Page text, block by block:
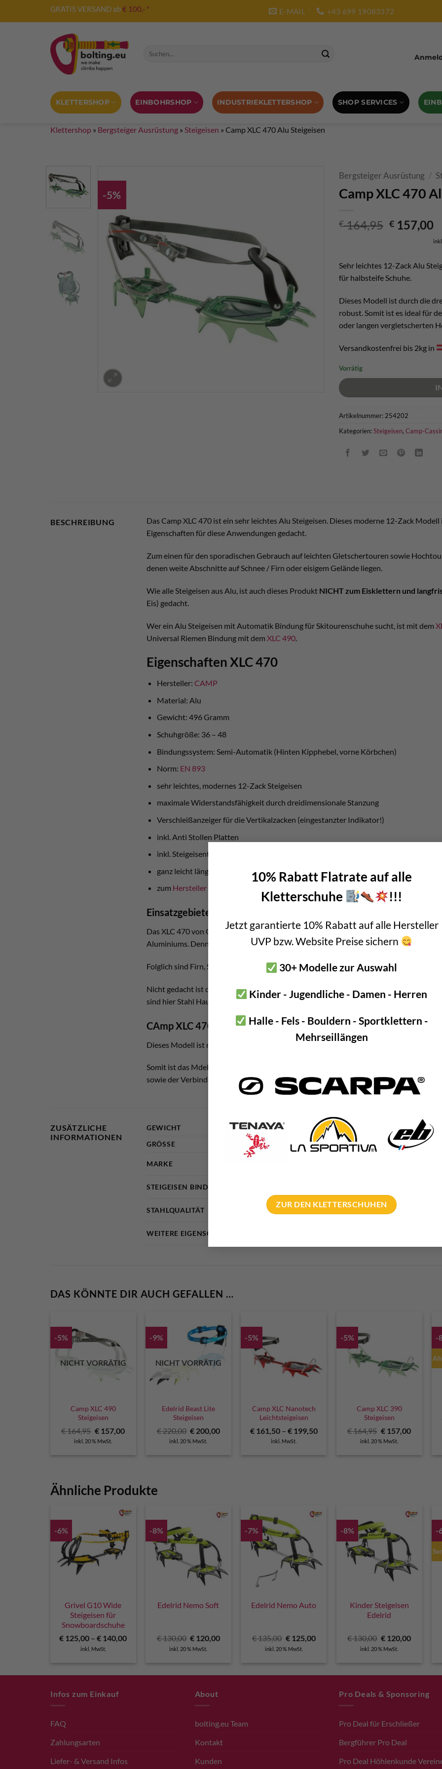
10% Rabatt Flatrate auf alle
Kletterschuhe
!!!
Jetzt garantierte 10% Rabatt auf alle Hersteller
UVP bzw. Website Preise sichern
30+ Modelle zur Auswahl
Kinder - Jugendliche - Damen - Herren
Halle - Fels - Bouldern - Sportklettern -
Mehrseillängen
ZUR DEN KLETTERSCHUHEN
GRATIS VERSAND ab€ 100,- * E-MAIL +43 699 19083372
Suche nach:
KLETTERSHOP EINBOHRSHOP INDUSTRIEKLETTERSHOP SHOP SERVICES
Klettershop » Bergsteiger Ausrüstung » Steigeisen » Camp XLC 470 Alu Steigeisen
-5%
Bergsteiger Ausrüstung /
Camp XLC 470
€164,95
€ 164,95
€ 157,00
Sehr leichtes 12-Zack Alu
für halbsteife Schuhe.
Dieses Modell ist durch die
robust. Somit ist es ideal für
oder langen vergletscherten
Versandkostenfrei bis 2kg in
Vorrätig
Artikelnummer:254202
Kategorien:Steigeisen, Camp-
BESCHREIBUNG
Das Camp XLC 470 ist ein sehr leichtes Alu Steigeisen. Dieses moderne 12-Zack
Eigenschaften für diese Anwendungen gedacht.
Zum einen für den sporadischen Gebrauch auf leichten Gletschertouren sowie
denen weite Abschnitte auf Schnee / Firn oder eisigem Gelände liegen.
Wie alle Steigeisen aus Alu, ist auch dieses Produkt NICHT zum Eisklettern und
Eis) gedacht.
Wer ein Alu Steigeisen mit Automatik Bindung für Skitourenschuhe sucht, ist mit dem
Universal Riemen Bindung mit dem XLC 490
Eigenschaften XLC 470
Hersteller: CAMP
Material: Alu
Gewicht: 496 Gramm
Schuhgröße: 36 – 48
Bindungssystem: Semi-Automatik (Hinten Kipphebel, vorne Körbchen)
Norm: EN 893
sehr leichtes, modernes 12-Zack Steigeisen
maximale Widerstandsfähigkeit durch dreidimensionale Stanzung
Verschleißanzeiger für die Vertikalzacken (eingestanzter Indikator!)
inkl. Anti Stollen Platten
inkl. Steigeisentasche
ganz leicht längenverstellbar
zum Hersteller
Einsatzgebiete Alu Steigeisen
Das XLC 470 von Camp ist ein Modell für rein eisigen oder rein schneeigen
Aluminiums. Denn dies nützt sich wesentlich schneller ab als z.B. Stahl.
Folglich sind Firn, Schnee und flaches Eis das Terrain, wo dieses Produkt idealer Weise
Nicht gedacht ist dieses Modell für das Eisklettern sowie für kombiniertes Gelände mit
sind hier Stahl Hauen bzw. Stahl Steigeisen die 1. Wahl.
CAmp XLC 470 mit Semi-Automatik Bindung
Dieses Modell ist mit einer Semi-Automatik Bindung ausgestattet. D.h. Körbchen vorne
Somit ist das Mdell die ideale Wahl für halbsteife Schuhe mit einem Sohlenrand an der
sowie der Verbindungssteg ausgerichtet.
ZUSÄTZLICHE
INFORMATIONEN
GEWICHT
500 g
GRÖSSE
35 × 20 × 20 cm
MARKE
STEIGEISEN BINDUNGSTYP
STAHLQUALITÄT Aluminium
WEITERE EIGENSCHAFTEN
DAS KÖNNTE DIR AUCH GEFALLEN …
-5%
NICHT VORRÄTIG
Camp XLC 490
Steigeisen
€164,95 Ursprünglicher
Preis
war:
€ 157,00Aktueller
inkl. 20 % MwSt.
-9%
NICHT VORRÄTIG
Edelrid Beast Lite
Steigeisen
€220,00 Ursprünglicher
Preis
war:
€ 200,00Aktueller
inkl. 20 % MwSt.
-5%
Camp XLC Nanotech
Leichtsteigeisen
€161,50– €199,50
inkl. MwSt.
-5%
Camp XLC 390
Steigeisen
€164,95 Ursprünglicher
Preis
war:
€ 157,00Aktueller
inkl. 20 % MwSt.
-
Ähnliche Produkte
-6%
Grivel G10 Wide
Steigeisen für
Snowboardschuhe
€ 125,00 –€ 140,00
inkl. MwSt.
-8%
Edelrid Nemo Soft
€130,00 Ursprünglicher
Preis
war:
€ 120,00Aktueller
inkl. 20 % MwSt.
-7%
Edelrid Nemo Auto
€135,00 Ursprünglicher
Preis
war:
€125,00Aktueller
inkl. 20 % MwSt.
-8%
Kinder Steigeisen
Edelrid
€130,00 Ursprünglicher
Preis
war:
€ 120,00Aktueller
inkl. 20 % MwSt.
-
Infos zum Einkauf
FAQ
Zahlungsarten
Liefer- & Versand Infos
About
bolting.eu Team
Kontakt
Kunden
Pro Deals & Sponsoring
Pro Deal für Erschließer
Bergführer Pro Deal
Pro Deal Höhlenkunde